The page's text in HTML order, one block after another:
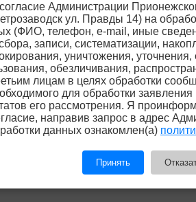
Администрации
ул. Правды 14) на
(ФИО, телефон, е-mail, иные
записи, систематизации,
уничтожения,
обезличивания,
лицам в целях обработки
для обработки
его рассмотрения. Я
направив запрос в адрес
данных ознакомлен(а)
Принять